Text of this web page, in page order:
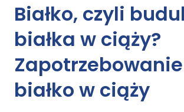
Białko, czyli
białka w ciąży?
białko w ciąży